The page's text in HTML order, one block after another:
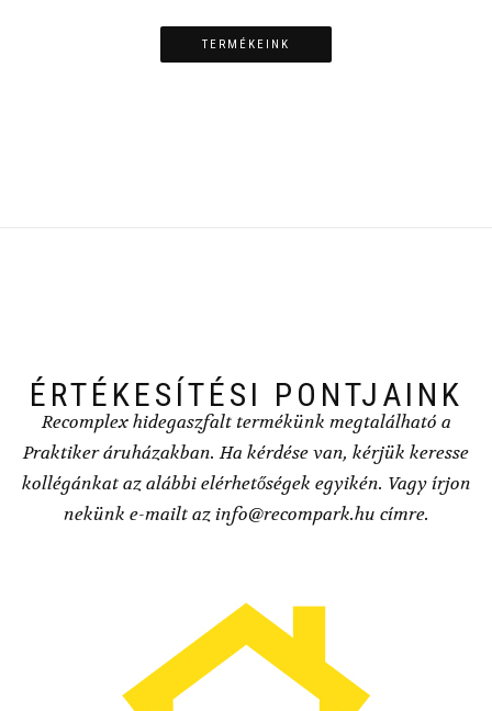
TERMÉKEINK
ÉRTÉKESÍTÉSI PONTJAINK
Recomplex hidegaszfalt termékünk megtalálható a
Praktiker áruházakban. Ha kérdése van, kérjük keresse
kollégánkat az alábbi elérhetőségek egyikén. Vagy írjon
nekünk e-mailt az info@recompark.hu címre.